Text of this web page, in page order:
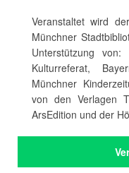
Veranstaltet wird
Münchner
Unterstützung von:
Kulturreferat,
Münchner
von den Verlagen
ArsEdition und der